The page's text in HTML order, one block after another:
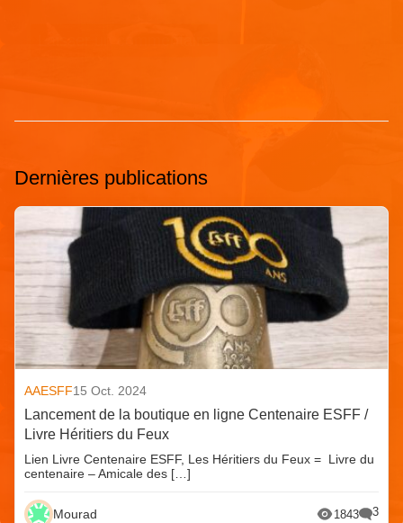
Dernières publications
AAESFF15 Oct. 2024
Lancement de la boutique en ligne Centenaire ESFF /
Livre Héritiers du Feux
Lien Livre Centenaire ESFF, Les Héritiers du Feux = Livre du
centenaire – Amicale des […]
Mourad 1843 3